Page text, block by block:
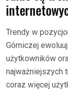
Trendy w
Górniczej
użytkowników
najważniejszych
coraz więcej